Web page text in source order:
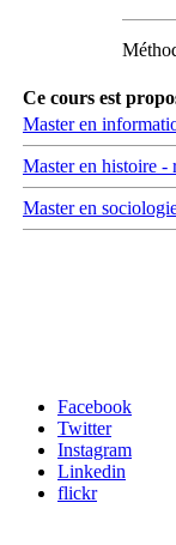
Ce cours est
Master en
Master en histoire -
Master en
Facebook
Twitter
Instagram
Linkedin
flickr